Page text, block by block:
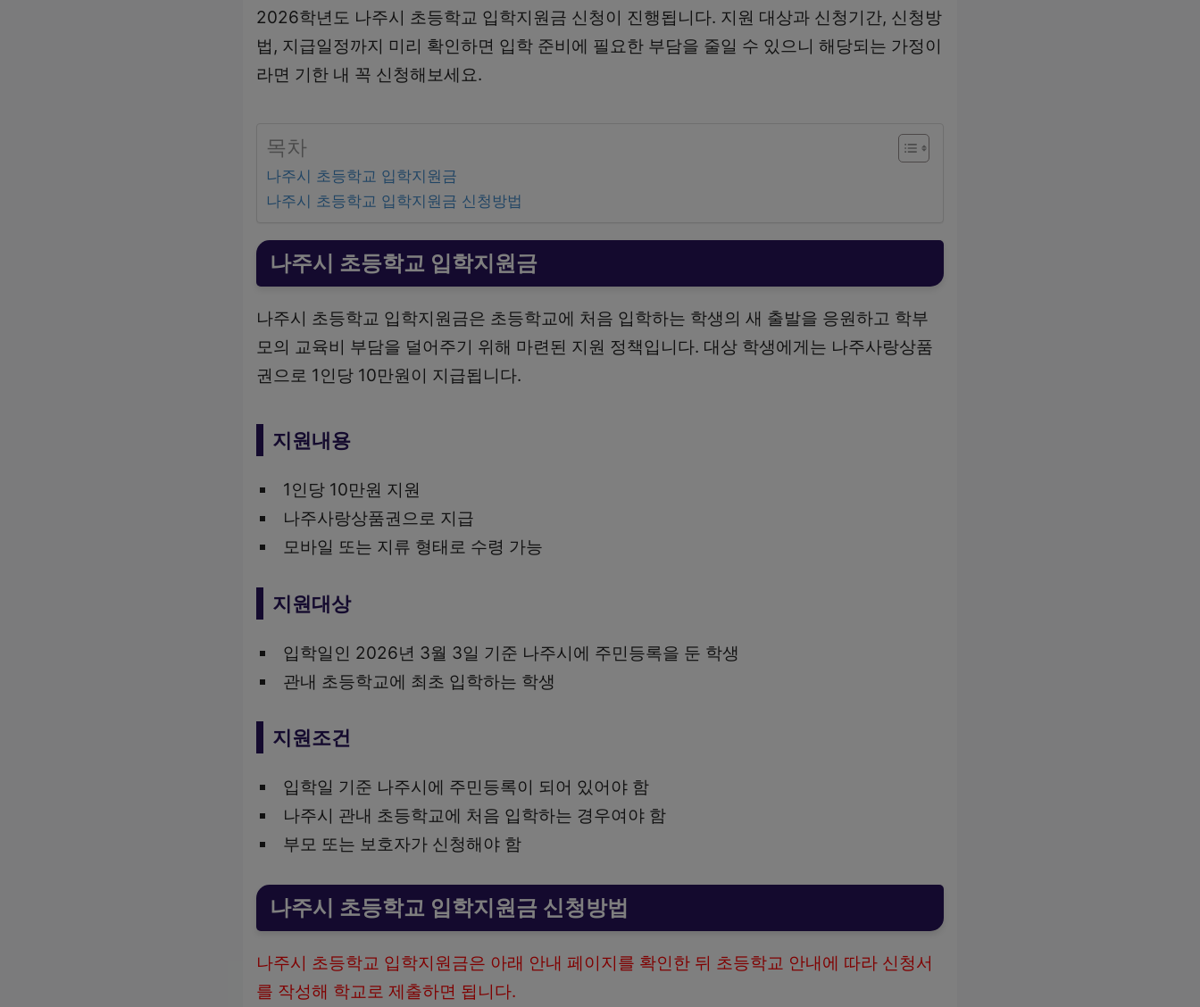
2026학년도 나주시 초등학교 입학지원금 신청이 진행됩니다. 지원 대상과 신청기간, 신청방
법, 지급일정까지 미리 확인하면 입학 준비에 필요한 부담을 줄일 수 있으니 해당되는 가정이
라면 기한 내 꼭 신청해보세요.
목차
나주시 초등학교 입학지원금
나주시 초등학교 입학지원금 신청방법
나주시 초등학교 입학지원금
나주시 초등학교 입학지원금은 초등학교에 처음 입학하는 학생의 새 출발을 응원하고 학부
모의 교육비 부담을 덜어주기 위해 마련된 지원 정책입니다. 대상 학생에게는 나주사랑상품
권으로 1인당 10만원이 지급됩니다.
지원내용
1인당 10만원 지원
나주사랑상품권으로 지급
모바일 또는 지류 형태로 수령 가능
지원대상
입학일인 2026년 3월 3일 기준 나주시에 주민등록을 둔 학생
관내 초등학교에 최초 입학하는 학생
지원조건
입학일 기준 나주시에 주민등록이 되어 있어야 함
나주시 관내 초등학교에 처음 입학하는 경우여야 함
부모 또는 보호자가 신청해야 함
나주시 초등학교 입학지원금 신청방법
나주시 초등학교 입학지원금은 아래 안내 페이지를 확인한 뒤 초등학교 안내에 따라 신청서
를 작성해 학교로 제출하면 됩니다.